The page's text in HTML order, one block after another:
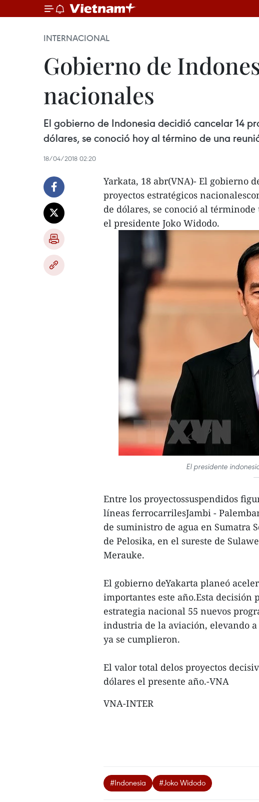
INTERNACIONAL
Gobierno de
nacionales
El gobierno de Indonesia decidió cancelar 14
dólares, se conoció hoy al término de una
18/04/2018 02:20
Yarkata, 18 abr(VNA)- El gobierno
proyectos estratégicos
de dólares, se conoció al
el presidente Joko Widodo.
El presidente
Entre los proyectossuspendidos
líneas ferrocarrilesJambi -
de suministro de agua en Sumatra
de Pelosika, en el sureste de
Merauke.
El gobierno deYakarta planeó
importantes este año.Esta
estrategia nacional 55 nuevos
industria de la aviación, elevando
ya se cumplieron.
El valor total delos proyectos
dólares el presente año.-VNA
VNA-INTER
#Indonesia #Joko Widodo